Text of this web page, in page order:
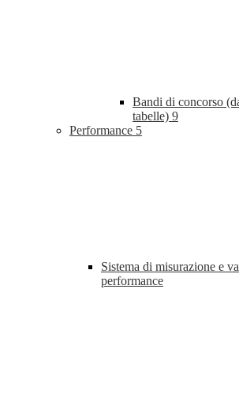
Bandi di concorso
tabelle) 9
Performance 5
Sistema di misurazione e
performance